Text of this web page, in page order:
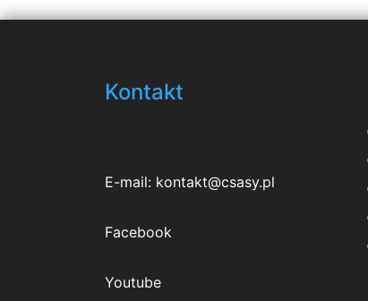
Kontakt
E-mail: kontakt@csasy.pl
Facebook
Youtube